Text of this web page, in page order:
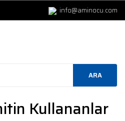
info@aminocu.com
ARA
Kullananlar